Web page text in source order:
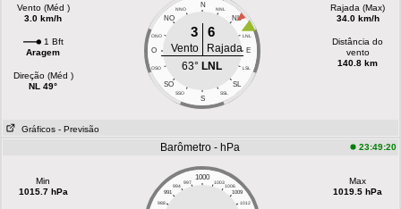
Vento (Méd )
3.0 km/h
1 Bft
Aragem
Direção (Méd )
NL 49°
N
NNO NNL
NO NL
ONO LNL
O E
OSO LSL
SO SL
SSO SSL
S
3 6
Vento
Rajada
63° LNL
Rajada (Max)
34.0 km/h
Distância do
vento
140.8 km
Gráficos - Previsão
Barômetro - hPa 23:49:20
Min
1015.7 hPa
1000
997 1003
994
1006
991
1009
988
1012
Max
1019.5 hPa